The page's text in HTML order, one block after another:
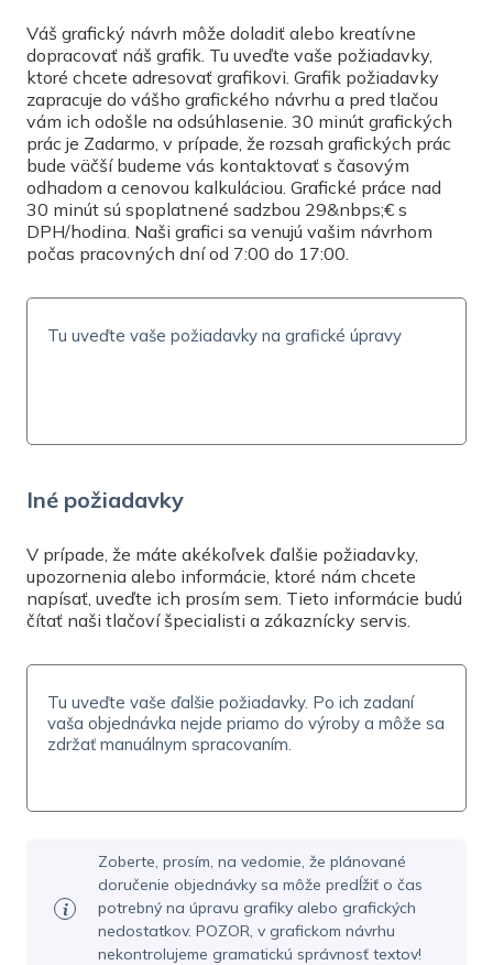
Vyberte
TLAČ
Jednostranná tlač
POČET KÓPIÍ
Resetovať parametre
Potrebujete pomôcť? Kontaktujte nás na
na02 / 321 130 70alebo napíšte priamo cez
online čet, Po-Pia 7-19. Pomôžeme vám s vašou
objednávkou a odpovieme na všetky vaše
otázky.
Váš grafický návrh môže doladiť alebo kreatívne
dopracovať náš grafik. Tu uveďte vaše požiadavky,
ktoré chcete adresovať grafikovi. Grafik požiadavky
zapracuje do vášho grafického návrhu a pred tlačou
vám ich odošle na odsúhlasenie. 30 minút grafických
prác je Zadarmo, v prípade, že rozsah grafických prác
bude väčší budeme vás kontaktovať s časovým
odhadom a cenovou kalkuláciou. Grafické práce nad
30 minút sú spoplatnené sadzbou 29&nbps;€ s
DPH/hodina. Naši grafici sa venujú vašim návrhom
počas pracovných dní od 7:00 do 17:00.
Iné požiadavky
V prípade, že máte akékoľvek ďalšie požiadavky,
upozornenia alebo informácie, ktoré nám chcete
napísať, uveďte ich prosím sem. Tieto informácie budú
čítať naši tlačoví špecialisti a zákaznícky servis.
Zoberte, prosím, na vedomie, že plánované
doručenie objednávky sa môže predĺžiť o čas
potrebný na úpravu grafiky alebo grafických
nedostatkov. POZOR, v grafickom návrhu
nekontrolujeme gramatickú správnosť textov!